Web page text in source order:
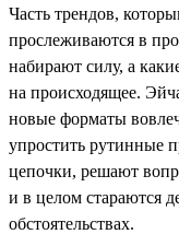
Часть трендов,
прослеживаются в
набирают силу, а
на происходящее.
новые форматы
упростить рутинные
цепочки, решают
и в целом стараются
обстоятельствах.